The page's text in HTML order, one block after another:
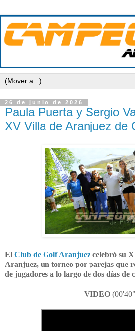
26 de junio de 2026
Paula Puerta y Sergio
XV Villa de Aranjuez de
El Club de Golf Aranjuez celebró su
Aranjuez, un torneo por parejas que
de jugadores a lo largo de dos días de
VIDEO